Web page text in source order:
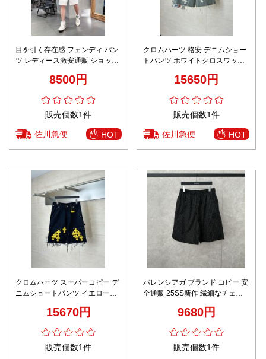
目を引く存在感 フェンディ パン
ツ レディース激安通販 ショット
ファッション 多い色可選 ホワイ
8500円
販売個数1件
佐川急便 HOT
クロムハーツ 格安 デニムショー
トパンツ ホワイトクロスワッペ
15650円
販売個数1件
佐川急便 HOT
クロムハーツ スーパーコピー デ
ニムショートパンツ イエローク
ディテール15670円
販売個数1件
バレンシアガ ブランド コピー 安
全通販 25SS新作 繊細なチェッ
ートパンツ9680円
販売個数1件